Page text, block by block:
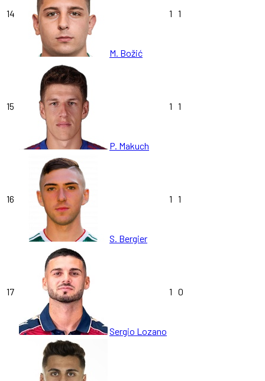
14
M. Božić
1 1
15
P. Makuch
1 1
16
S. Bergier
1 1
17
Sergio Lozano
1 0